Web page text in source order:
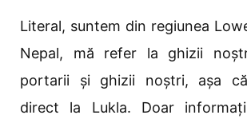
Literal, suntem din regiunea
Nepal, mă refer la ghizii
portarii și ghizii noștri, așa
direct la Lukla. Doar